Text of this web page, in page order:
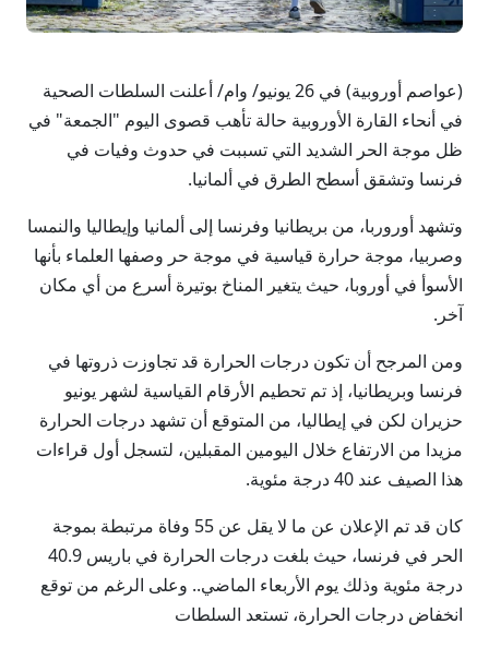
(عواصم أوروبية) في 26 يونيو/ وام/ أعلنت السلطات الصحية
في ⁠أنحاء القارة الأوروبية حالة تأهب قصوى اليوم "الجمعة" في
ظل موجة الحر الشديد التي تسببت في حدوث وفيات في
فرنسا وتشقق أسطح الطرق في ألمانيا.
وتشهد أوروربا، من بريطانيا وفرنسا إلى ألمانيا وإيطاليا والنمسا
وصربيا، موجة حرارة قياسية في موجة حر وصفها العلماء بأنها
الأسوأ في أوروبا، حيث يتغير المناخ بوتيرة أسرع ​من أي مكان
آخر.
ومن المرجح أن تكون درجات الحرارة قد تجاوزت ذروتها في
فرنسا وبريطانيا، إذ تم تحطيم الأرقام القياسية لشهر يونيو
حزيران لكن في إيطاليا، من المتوقع أن تشهد درجات الحرارة
مزيدا من الارتفاع خلال اليومين المقبلين، لتسجل أول قراءات
هذا الصيف عند 40 درجة مئوية.
كان قد تم الإعلان عن ما ‌لا يقل عن ⁠55 وفاة مرتبطة بموجة
الحر في فرنسا، حيث بلغت درجات الحرارة في ‌باريس 40.9
درجة مئوية وذلك يوم الأربعاء الماضي.. وعلى الرغم من توقع
انخفاض درجات ⁠الحرارة، تستعد السلطات